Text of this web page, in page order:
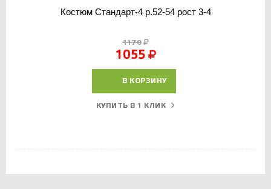
Костюм Стандарт-4 р.52-54 рост 3-4
1170
1055
В КОРЗИНУ
КУПИТЬ В 1 КЛИК